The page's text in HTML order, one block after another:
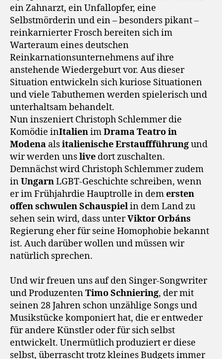
ein Zahnarzt, ein Unfallopfer, eine
Selbstmörderin und ein – besonders pikant –
reinkarnierter Frosch bereiten sich im
Warteraum eines deutschen
Reinkarnationsunternehmens auf ihre
anstehende Wiedergeburt vor. Aus dieser
Situation entwickeln sich kuriose Situationen
und viele Tabuthemen werden spielerisch und
unterhaltsam behandelt.
Nun inszeniert Christoph Schlemmer die
Komödie inItalienimDrama Teatro in
Modena alsitalienische Erstauffführungund
wir werden unslive dort zuschalten.
Demnächst wird Christoph Schlemmer zudem
inUngarnLGBT-Geschichte schreiben, wenn
er im Frühjahrdie Hauptrolle in demersten
offen schwulen Schauspielin dem Land zu
sehen sein wird, dass unterViktor Orbáns
Regierung eher für seine Homophobie bekannt
ist. Auch darüber wollen und müssen wir
natürlich sprechen.
Und wir freuen uns auf den Singer-Songwriter
und ProduzentenTimo Schniering, der mit
seinen 28 Jahren schon unzählige Songs und
Musikstücke komponiert hat, die er entweder
für andere Künstler oder für sich selbst
entwickelt. Unermütlich produziert er diese
selbst, überrascht trotz kleines Budgets immer